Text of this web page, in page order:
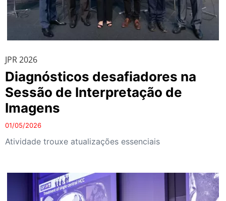
JPR 2026
Diagnósticos desafiadores na
Sessão de Interpretação de
Imagens
01/05/2026
Atividade trouxe atualizações essenciais